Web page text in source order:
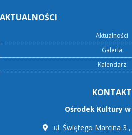
AKTUALNOŚCI
Aktualności
Galeria
Kalendarz
KONTAKT
Ośrodek Kultury
ul. Świętego Marcina 3